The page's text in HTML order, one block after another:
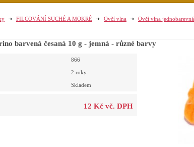
FILCOVÁNÍ SUCHÉ A MOKRÉ Ovčí vlna Ovčí vlna jednobarevná
barvená česaná 10 g - jemná - různé barvy
866
2 roky
Skladem
12 Kč vč. DPH